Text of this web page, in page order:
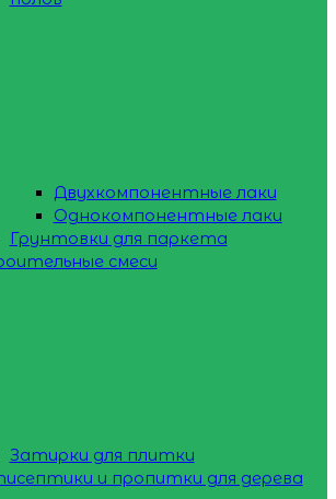
Двухкомпонентные лаки
Однокомпонентные лаки
Грунтовки для паркета
смеси
Затирки для плитки
и пропитки для дерева